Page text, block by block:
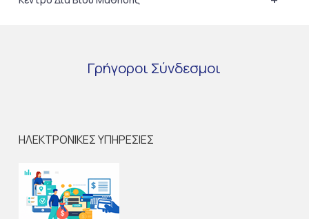
Γρήγοροι Σύνδεσμοι
ΗΛΕΚΤΡΟΝΙΚΕΣ ΥΠΗΡΕΣΙΕΣ